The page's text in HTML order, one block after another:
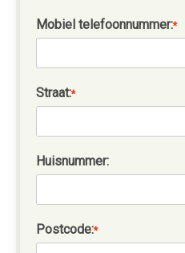
Mobiel telefoonnummer:*
Straat:*
Huisnummer:
Postcode:*